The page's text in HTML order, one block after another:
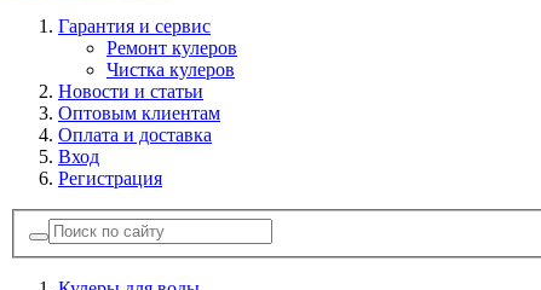
Гарантия и сервис
Ремонт кулеров
Чистка кулеров
Новости и статьи
Оптовым клиентам
Оплата и доставка
Вход
Регистрация